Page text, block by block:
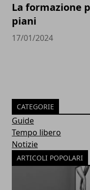
La formazione
piani
17/01/2024
CATEGORIE
Guide
Tempo libero
Notizie
ARTICOLI POPOLARI